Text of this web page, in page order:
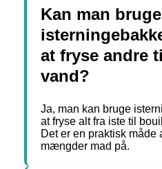
Kan man bruge
at fryse andre
vand?
Ja, man kan bruge
at fryse alt fra iste til
Det er en praktisk måde
mængder mad på.